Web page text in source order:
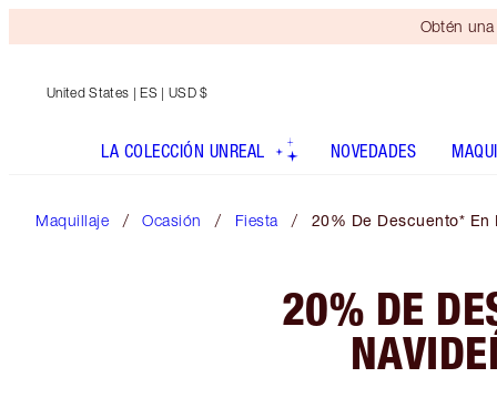
Obtén
United States | ES | USD $
LA COLECCIÓN UNREAL NOVEDADES
Maquillaje Ocasión Fiesta 20% De Descuento* En
20% DE